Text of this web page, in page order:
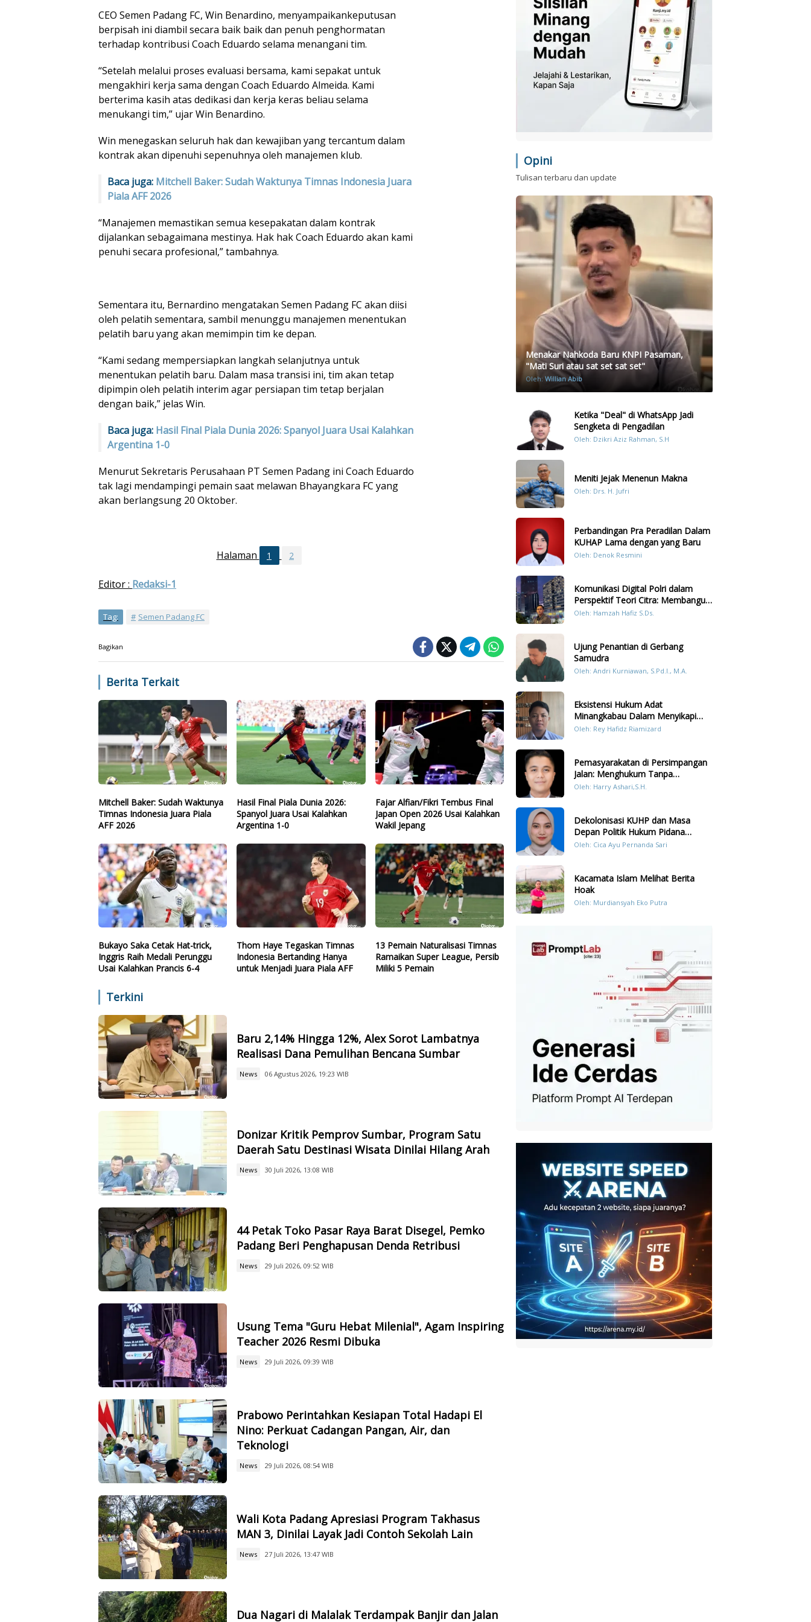
CEO Semen Padang FC, Win Benardino, menyampaikankeputusan
berpisah ini diambil secara baik baik dan penuh penghormatan
terhadap kontribusi Coach Eduardo selama menangani tim.
“Setelah melalui proses evaluasi bersama, kami sepakat untuk
mengakhiri kerja sama dengan Coach Eduardo Almeida. Kami
berterima kasih atas dedikasi dan kerja keras beliau selama
menukangi tim,” ujar Win Benardino.
Win menegaskan seluruh hak dan kewajiban yang tercantum dalam
kontrak akan dipenuhi sepenuhnya oleh manajemen klub.
Baca juga: Mitchell Baker: Sudah Waktunya Timnas Indonesia Juara
Piala AFF 2026
“Manajemen memastikan semua kesepakatan dalam kontrak
dijalankan sebagaimana mestinya. Hak hak Coach Eduardo akan kami
penuhi secara profesional,” tambahnya.
Sementara itu, Bernardino mengatakan Semen Padang FC akan diisi
oleh pelatih sementara, sambil menunggu manajemen menentukan
pelatih baru yang akan memimpin tim ke depan.
“Kami sedang mempersiapkan langkah selanjutnya untuk
menentukan pelatih baru. Dalam masa transisi ini, tim akan tetap
dipimpin oleh pelatih interim agar persiapan tim tetap berjalan
dengan baik,” jelas Win.
Baca juga: Hasil Final Piala Dunia 2026: Spanyol Juara Usai Kalahkan
Argentina 1-0
Menurut Sekretaris Perusahaan PT Semen Padang ini Coach Eduardo
tak lagi mendampingi pemain saat melawan Bhayangkara FC yang
akan berlangsung 20 Oktober.
Halaman 1 2
Editor : Redaksi-1
Tag: Semen Padang FC
Bagikan
Berita Terkait
Mitchell Baker: Sudah Waktunya
Timnas Indonesia Juara Piala
AFF 2026
Hasil Final Piala Dunia 2026:
Spanyol Juara Usai Kalahkan
Argentina 1-0
Fajar Alfian/Fikri Tembus Final
Japan Open 2026 Usai Kalahkan
Wakil Jepang
Bukayo Saka Cetak Hat-trick,
Inggris Raih Medali Perunggu
Usai Kalahkan Prancis 6-4
Thom Haye Tegaskan Timnas
Indonesia Bertanding Hanya
untuk Menjadi Juara Piala AFF
13 Pemain Naturalisasi Timnas
Ramaikan Super League, Persib
Miliki 5 Pemain
Terkini
Baru 2,14% Hingga 12%, Alex Sorot Lambatnya
Realisasi Dana Pemulihan Bencana Sumbar
News 06 Agustus 2026, 19:23 WIB
Donizar Kritik Pemprov Sumbar, Program Satu
Daerah Satu Destinasi Wisata Dinilai Hilang Arah
News 30 Juli 2026, 13:08 WIB
44 Petak Toko Pasar Raya Barat Disegel, Pemko
Padang Beri Penghapusan Denda Retribusi
News 29 Juli 2026, 09:52 WIB
Usung Tema "Guru Hebat Milenial", Agam Inspiring
Teacher 2026 Resmi Dibuka
News 29 Juli 2026, 09:39 WIB
Prabowo Perintahkan Kesiapan Total Hadapi El
Nino: Perkuat Cadangan Pangan, Air, dan
Teknologi
News 29 Juli 2026, 08:54 WIB
Wali Kota Padang Apresiasi Program Takhasus
MAN 3, Dinilai Layak Jadi Contoh Sekolah Lain
News 27 Juli 2026, 13:47 WIB
Dua Nagari di Malalak Terdampak Banjir dan Jalan
Opini
Tulisan terbaru dan update
Menakar Nahkoda Baru KNPI Pasaman,
"Mati Suri atau sat set sat set"
Oleh: Willian Abib
Ketika "Deal" di WhatsApp Jadi
Sengketa di Pengadilan
Oleh: Dzikri Aziz Rahman, S.H
Meniti Jejak Menenun Makna
Oleh: Drs. H. Jufri
Perbandingan Pra Peradilan Dalam
KUHAP Lama dengan yang Baru
Oleh: Denok Resmini
Komunikasi Digital Polri dalam
Perspektif Teori Citra: Membangun
Kepercayaan Publik Melalui Konten
Oleh: Hamzah Hafiz S.Ds.
Ujung Penantian di Gerbang
Samudra
Oleh: Andri Kurniawan, S.Pd.I., M.A.
Eksistensi Hukum Adat
Minangkabau Dalam Menyikapi
Prilaku LGBT Analisis Perbandingan
Oleh: Rey Hafidz Riamizard
Pemasyarakatan di Persimpangan
Jalan: Menghukum Tanpa
Memulihkan?
Oleh: Harry Ashari,S.H.
Dekolonisasi KUHP dan Masa
Depan Politik Hukum Pidana
Indonesia
Oleh: Cica Ayu Pernanda Sari
Kacamata Islam Melihat Berita
Hoak
Oleh: Murdiansyah Eko Putra